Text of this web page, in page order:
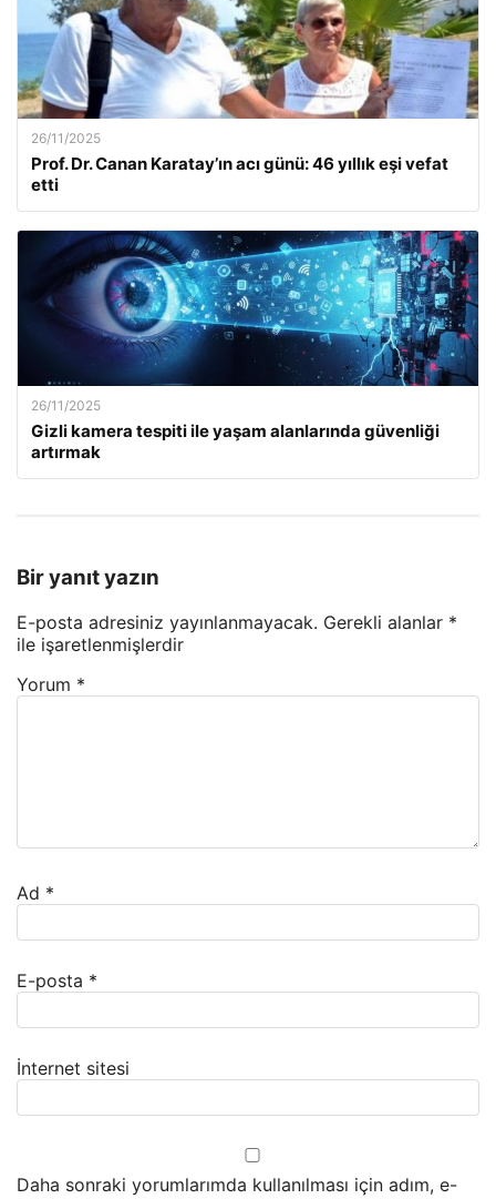
26/11/2025
Prof. Dr. Canan Karatay’ın acı günü: 46 yıllık eşi vefat
etti
26/11/2025
Gizli kamera tespiti ile yaşam alanlarında güvenliği
artırmak
Bir yanıt yazın
E-posta adresiniz yayınlanmayacak. Gerekli alanlar *
ile işaretlenmişlerdir
Yorum *
Ad *
E-posta *
İnternet sitesi
Daha sonraki yorumlarımda kullanılması için adım, e-